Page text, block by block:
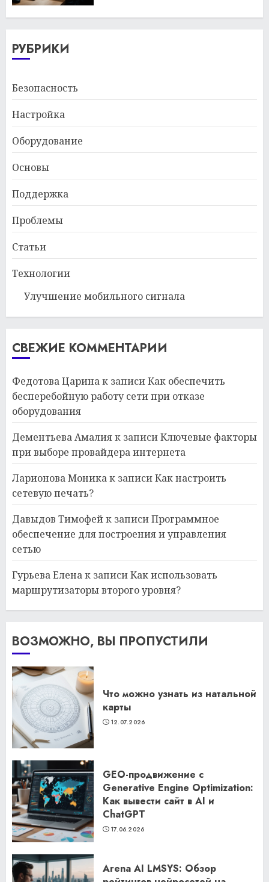
РУБРИКИ
Безопасность
Настройка
Оборудование
Основы
Поддержка
Проблемы
Статьи
Технологии
Улучшение мобильного сигнала
СВЕЖИЕ КОММЕНТАРИИ
Федотова Царинак записиКак обеспечить
бесперебойную работу сети при отказе
оборудования
Дементьева Амалияк записиКлючевые факторы
при выборе провайдера интернета
Ларионова Моникак записиКак настроить
сетевую печать?
Давыдов Тимофейк записиПрограммное
обеспечение для построения и управления
сетью
Гурьева Еленак записиКак использовать
маршрутизаторы второго уровня?
ВОЗМОЖНО, ВЫ ПРОПУСТИЛИ
Что можно узнать из натальной
карты
12.07.2026
GEO-продвижение с
Generative Engine Optimization:
Как вывести сайт в AI и
ChatGPT
17.06.2026
Arena AI LMSYS: Обзор